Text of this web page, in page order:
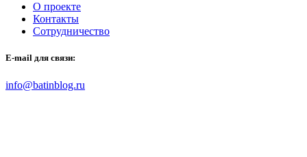
О проекте
Контакты
Сотрудничество
E-mail для связи:
info@batinblog.ru